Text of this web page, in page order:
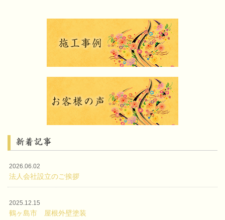
新着記事
2026.06.02
法人会社設立のご挨拶
2025.12.15
鶴ヶ島市 屋根外壁塗装